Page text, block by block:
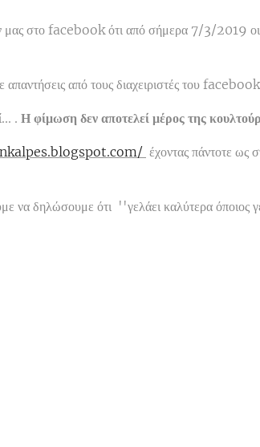
στο facebook ότι από σήμερα 7/3/2019 οι
απαντήσεις από τους διαχειριστές του
. Η φίμωση δεν αποτελεί μέρος της
έχοντας πάντοτε ως
να δηλώσουμε ότι ''γελάει καλύτερα όποιος